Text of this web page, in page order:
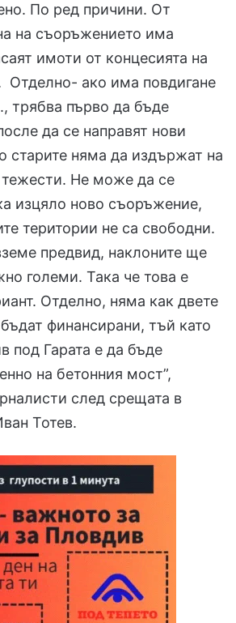
По ред причини. От
на съоръжението има
имоти от концесията на
Отделно- ако има повдигане
трябва първо да бъде
да се направят нови
старите няма да издържат на
Не може да се
изцяло ново съоръжение,
територии не са свободни.
предвид, наклоните ще
големи. Така че това е
Отделно, няма как двете
финансирани, тъй като
под Гарата е да бъде
на бетонния мост”,
след срещата в
Тотев.